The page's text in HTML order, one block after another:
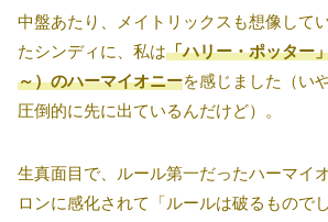
中盤あたり、メイトリックスも想像して
たシンディに、私は「ハリー・ポッター
～）のハーマイオニーを感じました（い
圧倒的に先に出ているんだけど）。
生真面目で、ルール第一だったハーマイ
ロンに感化されて「ルールは破るもので